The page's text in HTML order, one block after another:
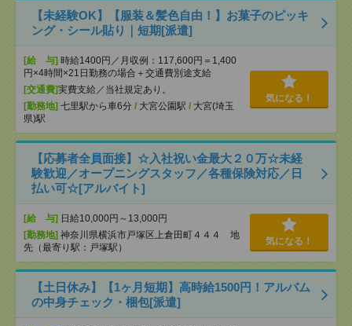
【未経験OK】【服装＆髪色自由！】お菓子のピッキ
ング・シール貼り｜短期[派遣]
[給 与] 時給1400円／月収例：117,600円＝1,400
円×4時間×21日勤務の場合＋交通費別途支給
[交通費]実費支給／当社規定あり。
[勤務地] 七里駅から車6分 / 大宮公園駅 / 大宮(埼玉
県)駅
気になる！
【応募者全員面接】☆入社祝い金最大２０万☆未経
験歓迎／オープニングスタッフ／各種保険対応／日
払い可☆[アルバイト]
[給 与] 日給10,000円～13,000円
[勤務地] 神奈川県横浜市戸塚区上倉田町４４４ 地
先（最寄り駅：戸塚駅）
気になる！
【土日休み】【1ヶ月短期】高時給1500円！アルバム
の中身チェック・梱包[派遣]